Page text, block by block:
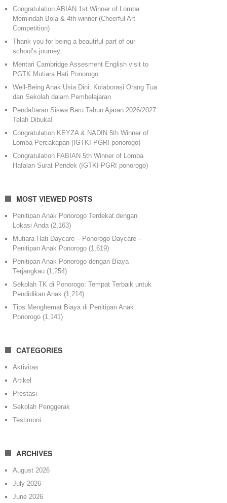
Congratulation ABIAN 1st Winner of Lomba
Memindah Bola & 4th winner (Cheerful Art
Competition)
Thank you for being a beautiful part of our
school’s journey.
Mentari Cambridge Assesment English visit to
PGTK Mutiara Hati Ponorogo
Well-Being Anak Usia Dini: Kolaborasi Orang Tua
dan Sekolah dalam Pembelajaran
Pendaftaran Siswa Baru Tahun Ajaran 2026/2027
Telah Dibuka!
Congratulation KEYZA & NADIN 5th Winner of
Lomba Percakapan (IGTKI-PGRI ponorogo)
Congratulation FABIAN 5th Winner of Lomba
Hafalan Surat Pendek (IGTKI-PGRI ponorogo)
MOST VIEWED POSTS
Penitipan Anak Ponorogo Terdekat dengan
Lokasi Anda (2,163)
Mutiara Hati Daycare – Ponorogo Daycare –
Penitipan Anak Ponorogo (1,619)
Penitipan Anak Ponorogo dengan Biaya
Terjangkau (1,254)
Sekolah TK di Ponorogo: Tempat Terbaik untuk
Pendidikan Anak (1,214)
Tips Menghemat Biaya di Penitipan Anak
Ponorogo (1,141)
CATEGORIES
Aktivitas
Artikel
Prestasi
Sekolah Penggerak
Testimoni
ARCHIVES
August 2026
July 2026
June 2026